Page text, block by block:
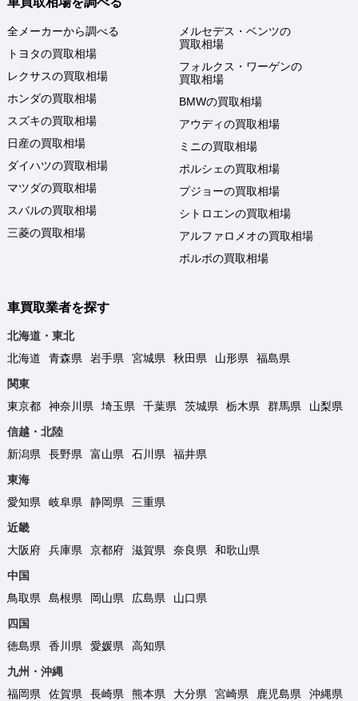
全メーカーから調べる
トヨタの買取相場
レクサスの買取相場
ホンダの買取相場
スズキの買取相場
日産の買取相場
ダイハツの買取相場
マツダの買取相場
スバルの買取相場
三菱の買取相場
メルセデス・ベンツの
買取相場
フォルクス・ワーゲンの
買取相場
BMWの買取相場
アウディの買取相場
ミニの買取相場
ポルシェの買取相場
プジョーの買取相場
シトロエンの買取相場
アルファロメオの買取相場
ボルボの買取相場
車買取業者を探す
北海道・東北
北海道
青森県 岩手県 宮城県 秋田県 山形県
福島県
関東
東京都
神奈川県 埼玉県 千葉県 茨城県 栃木県 群馬県
山梨県
信越・北陸
新潟県
長野県 富山県 石川県
福井県
東海
愛知県
岐阜県 静岡県
三重県
近畿
大阪府
兵庫県 京都府 滋賀県 奈良県
和歌山県
中国
鳥取県
島根県 岡山県 広島県
山口県
四国
徳島県
香川県 愛媛県
高知県
九州・沖縄
福岡県
佐賀県 長崎県 熊本県 大分県 宮崎県 鹿児島県 沖縄県